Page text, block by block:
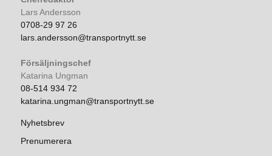
Lars Andersson
0708-29 97 26
lars.andersson@transportnytt.se
Försäljningschef
Katarina Ungman
08-514 934 72
katarina.ungman@transportnytt.se
Nyhetsbrev
Prenumerera